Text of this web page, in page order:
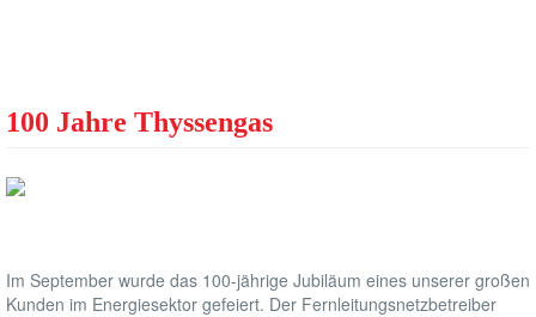
UNTERNEHMEN
LEISTUNGEN
100 Jahre Thyssengas
Im September wurde das 100-jährige Jubiläum eines unserer großen
Kunden im Energiesektor gefeiert. Der Fernleitungsnetzbetreiber